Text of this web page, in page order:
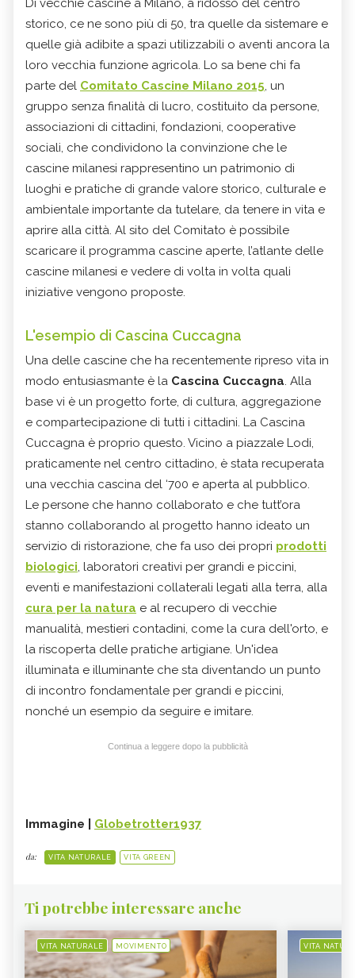
Di vecchie cascine a Milano, a ridosso del centro
storico, ce ne sono più di 50, tra quelle da sistemare e
quelle già adibite a spazi utilizzabili o aventi ancora la
loro vecchia funzione agricola. Lo sa bene chi fa
parte del Comitato Cascine Milano 2015, un
gruppo senza finalità di lucro, costituito da persone,
associazioni di cittadini, fondazioni, cooperative
sociali, che condividono la convinzione che le
cascine milanesi rappresentino un patrimonio di
luoghi e pratiche di grande valore storico, culturale e
ambientale importante da tutelare, da tenere in vita e
aprire alla città. Al sito del Comitato è possibile
scaricare il programma cascine aperte, l’atlante delle
cascine milanesi e vedere di volta in volta quali
iniziative vengono proposte.
L'esempio di Cascina Cuccagna
Una delle cascine che ha recentemente ripreso vita in
modo entusiasmante è la Cascina Cuccagna. Alla
base vi è un progetto forte, di cultura, aggregazione
e compartecipazione di tutti i cittadini. La Cascina
Cuccagna è proprio questo. Vicino a piazzale Lodi,
praticamente nel centro cittadino, è stata recuperata
una vecchia cascina del ‘700 e aperta al pubblico.
Le persone che hanno collaborato e che tutt’ora
stanno collaborando al progetto hanno ideato un
servizio di ristorazione, che fa uso dei propri prodotti
biologici, laboratori creativi per grandi e piccini,
eventi e manifestazioni collaterali legati alla terra, alla
cura per la natura e al recupero di vecchie
manualità, mestieri contadini, come la cura dell'orto, e
la riscoperta delle pratiche artigiane. Un'idea
illuminata e illuminante che sta diventando un punto
di incontro fondamentale per grandi e piccini,
nonché un esempio da seguire e imitare.
Continua a leggere dopo la pubblicità
Immagine | Globetrotter1937
da: VITA NATURALE VITA GREEN
Ti potrebbe interessare anche
VITA NATURALE MOVIMENTO VITA